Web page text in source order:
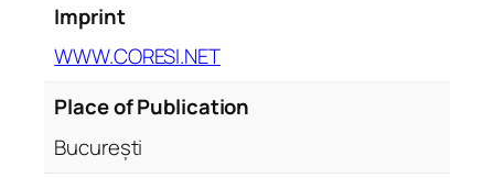
Imprint
WWW.CORESI.NET
Place of Publication
București